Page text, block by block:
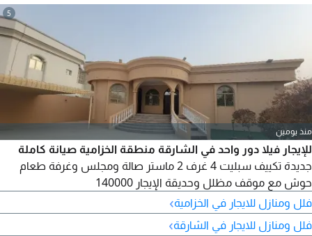
5
منذ يومين
للإيجار فيلا دور واحد في الشارقة منطقة الخزامية صيانة كاملة
جديدة تكييف سبليت 4 غرف 2 ماستر صالة ومجلس وغرفة طعام
حوش مع موقف مظلل وحديقة الإيجار 140000
فلل ومنازل للايجار في الخزامية›
فلل ومنازل للايجار في الشارقة›